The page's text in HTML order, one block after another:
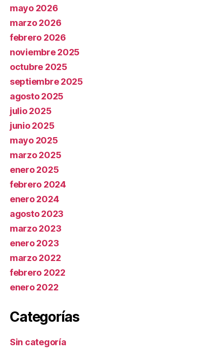
mayo 2026
marzo 2026
febrero 2026
noviembre 2025
octubre 2025
septiembre 2025
agosto 2025
julio 2025
junio 2025
mayo 2025
marzo 2025
enero 2025
febrero 2024
enero 2024
agosto 2023
marzo 2023
enero 2023
marzo 2022
febrero 2022
enero 2022
Categorías
Sin categoría